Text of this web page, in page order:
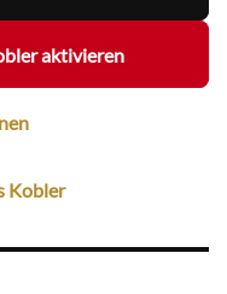
aktivieren
Kobler